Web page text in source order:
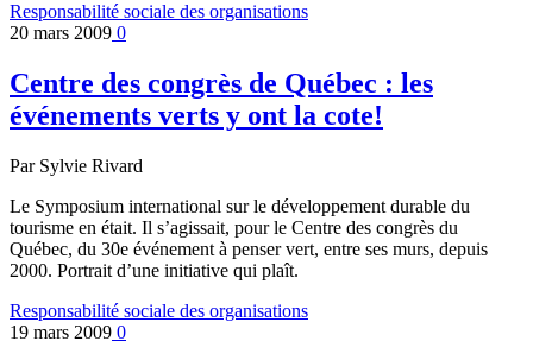
Responsabilité sociale des organisations
20 mars 2009 0
Centre des congrès de Québec : les
événements verts y ont la cote!
Par Sylvie Rivard
Le Symposium international sur le développement durable du
tourisme en était. Il s’agissait, pour le Centre des congrès du
Québec, du 30e événement à penser vert, entre ses murs, depuis
2000. Portrait d’une initiative qui plaît.
Responsabilité sociale des organisations
19 mars 2009 0